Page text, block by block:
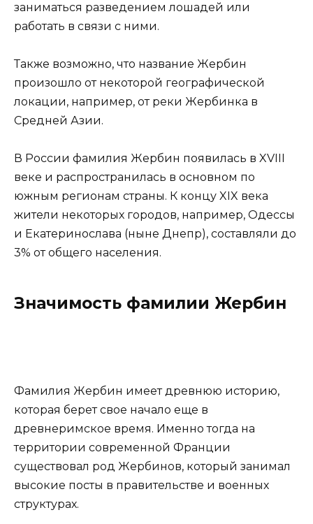
заниматься разведением лошадей или
работать в связи с ними.
Также возможно, что название Жербин
произошло от некоторой географической
локации, например, от реки Жербинка в
Средней Азии.
В России фамилия Жербин появилась в XVIII
веке и распространилась в основном по
южным регионам страны. К концу XIX века
жители некоторых городов, например, Одессы
и Екатеринослава (ныне Днепр), составляли до
3% от общего населения.
Значимость фамилии Жербин
Фамилия Жербин имеет древнюю историю,
которая берет свое начало еще в
древнеримское время. Именно тогда на
территории современной Франции
существовал род Жербинов, который занимал
высокие посты в правительстве и военных
структурах.